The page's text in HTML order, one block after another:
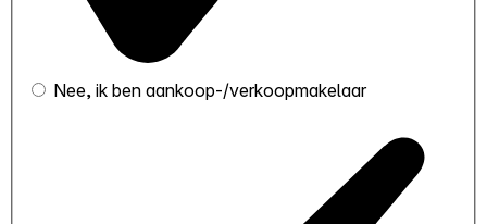
Nee, ik ben aankoop-/verkoopmakelaar